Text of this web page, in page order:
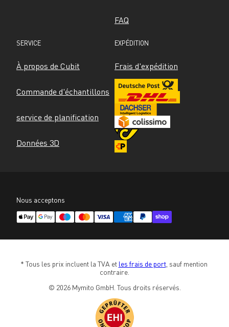
FAQ
SERVICE
À propos de Cubit
Commande d'échantillons
service de planification
Données 3D
EXPÉDITION
Frais d'expédition
Nous acceptons
* Tous les prix incluent la TVA et les frais de port, sauf mention
contraire.
© 2026 Mymito GmbH. Tous droits réservés.